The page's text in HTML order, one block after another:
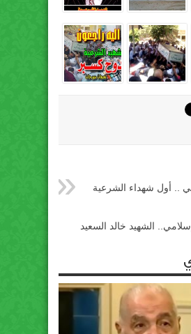
.. أول شهداء الشرعية
الشهيد خالد السعيد